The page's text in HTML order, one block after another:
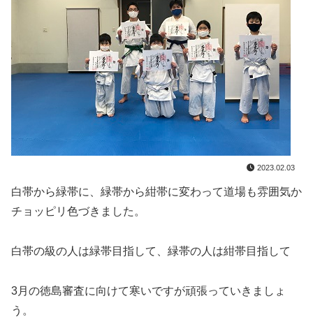
2023.02.03
白帯から緑帯に、緑帯から紺帯に変わって道場も雰囲気か
チョッピリ色づきました。
白帯の級の人は緑帯目指して、緑帯の人は紺帯目指して
3月の徳島審査に向けて寒いですが頑張っていきましょ
う。